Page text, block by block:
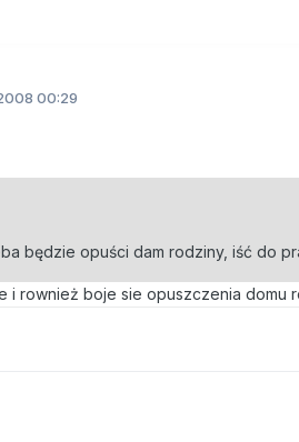
00:29
będzie opuści dam rodziny, iść do
i rownież boje sie opuszczenia domu